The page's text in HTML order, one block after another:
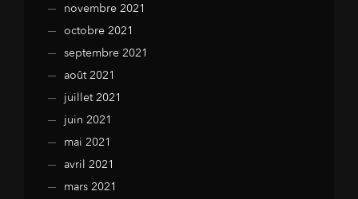
novembre 2021
octobre 2021
septembre 2021
août 2021
juillet 2021
juin 2021
mai 2021
avril 2021
mars 2021